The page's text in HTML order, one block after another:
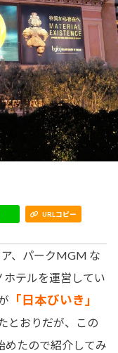
URLコピー
、パークMGM な
ホテルを運営してい
「日本びいき」
とおりだが、この
めたので紹介してみ